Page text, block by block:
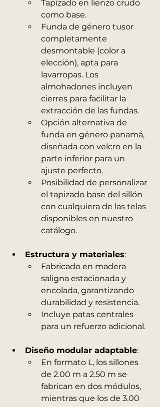
Tapizado en lienzo crudo
como base.
Funda de género tusor
completamente
desmontable (color a
elección), apta para
lavarropas. Los
almohadones incluyen
cierres para facilitar la
extracción de las fundas.
Opción alternativa de
funda en género panamá,
diseñada con velcro en la
parte inferior para un
ajuste perfecto.
Posibilidad de personalizar
el tapizado base del sillón
con cualquiera de las telas
disponibles en nuestro
catálogo.
Estructura y materiales:
Fabricado en madera
saligna estacionada y
encolada, garantizando
durabilidad y resistencia.
Incluye patas centrales
para un refuerzo adicional.
Diseño modular adaptable:
En formato L, los sillones
de 2.00 m a 2.50 m se
fabrican en dos módulos,
mientras que los de 3.00